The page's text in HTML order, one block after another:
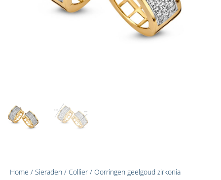
Home / Sieraden / Collier/ Oorringen geelgoud zirkonia